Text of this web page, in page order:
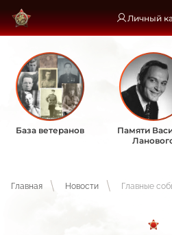
Личный
База ветеранов
Памяти
Главная Новости Главные